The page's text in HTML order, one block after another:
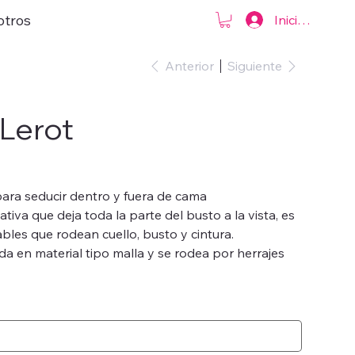
Iniciar sesión
Anterior Siguiente
seducir dentro y fuera de cama
que deja toda la parte del busto a la vista, es
que rodean cuello, busto y cintura.
en material tipo malla y se rodea por herrajes